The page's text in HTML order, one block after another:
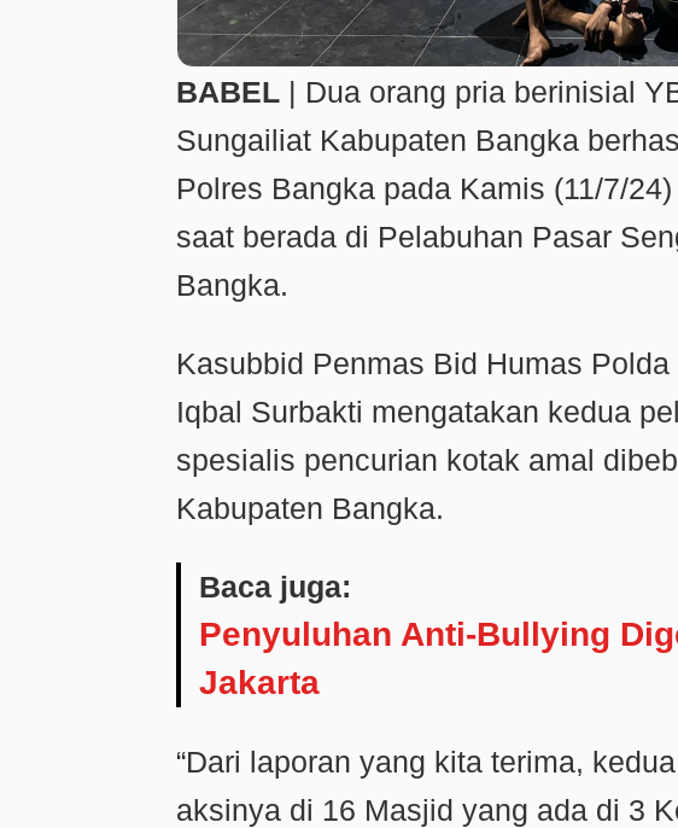
BABEL | Dua orang pria berinisial
Sungailiat Kabupaten Bangka
Polres Bangka pada Kamis (11/7/
saat berada di Pelabuhan Pasar
Bangka.
Kasubbid Penmas Bid Humas
Iqbal Surbakti mengatakan kedua
spesialis pencurian kotak amal
Kabupaten Bangka.
Baca juga:
Penyuluhan Anti-Bullying
Jakarta
“Dari laporan yang kita terima,
aksinya di 16 Masjid yang ada di 3